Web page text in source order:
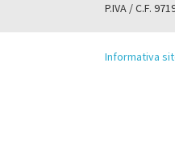
P.IVA / C.F.
Informativa